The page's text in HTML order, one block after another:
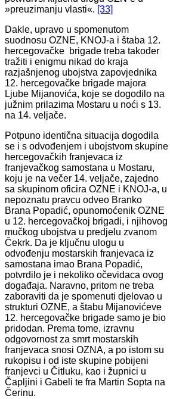
»preuzimanju vlasti«. [33]
Dakle, upravo u spomenutom
suodnosu OZNE, KNOJ-a i štaba 12.
hercegovačke brigade treba također
tražiti i enigmu nikad do kraja
razjašnjenog ubojstva zapovjednika
12. hercegovačke brigade majora
Ljube Mijanovića, koje se dogodilo na
južnim prilazima Mostaru u noći s 13.
na 14. veljače.
Potpuno identična situacija dogodila
se i s odvođenjem i ubojstvom skupine
hercegovačkih franjevaca iz
franjevačkog samostana u Mostaru,
koju je na večer 14. veljače, zajedno
sa skupinom oficira OZNE i KNOJ-a, u
nepoznatu pravcu odveo Branko
Brana Popadić, opunomoćenik OZNE
u 12. hercegovačkoj brigadi, i njihovog
mučkog ubojstva u predjelu zvanom
Čekrk. Da je ključnu ulogu u
odvođenju mostarskih franjevaca iz
samostana imao Brana Popadić,
potvrdilo je i nekoliko očevidaca ovog
događaja. Naravno, pritom ne treba
zaboraviti da je spomenuti djelovao u
strukturi OZNE, a štabu Mijanovićeve
12. hercegovačke brigade samo je bio
pridodan. Prema tome, izravnu
odgovornost za smrt mostarskih
franjevaca snosi OZNA, a po istom su
rukopisu i od iste skupine pobijeni
franjevci u Čitluku, kao i župnici u
Čapljini i Gabeli te fra Martin Sopta na
Čerinu.